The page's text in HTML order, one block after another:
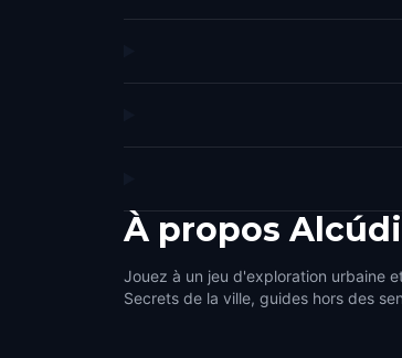
À propos
Jouez à un jeu d'exploration urbaine
Secrets de la ville, guides hors des